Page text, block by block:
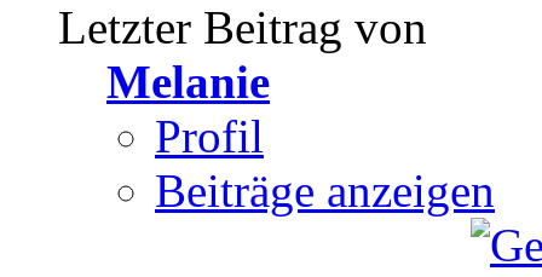
Letzter Beitrag von
Melanie
Profil
Beiträge anzeigen